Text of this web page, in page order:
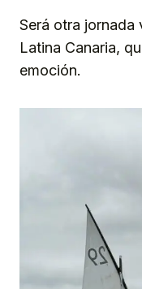
Será otra jornada
Latina Canaria,
emoción.